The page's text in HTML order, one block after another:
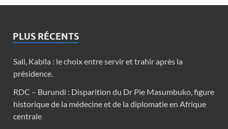
PLUS RÉCENTS
Sall, Kabila : le choix entre servir et trahir après la
présidence.
RDC – Burundi : Disparition du Dr Pie Masumbuko, figure
historique de la médecine et de la diplomatie en Afrique
centrale